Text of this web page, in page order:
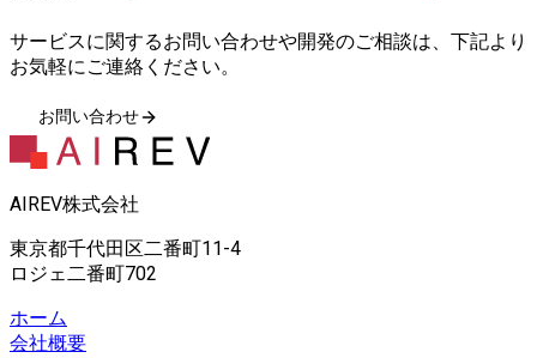
サービスに関するお問い合わせや開発のご相談は、下記より
お気軽にご連絡ください。
お問い合わせ
AIREV株式会社
東京都千代田区二番町11-4
ロジェ二番町702
ホーム
会社概要